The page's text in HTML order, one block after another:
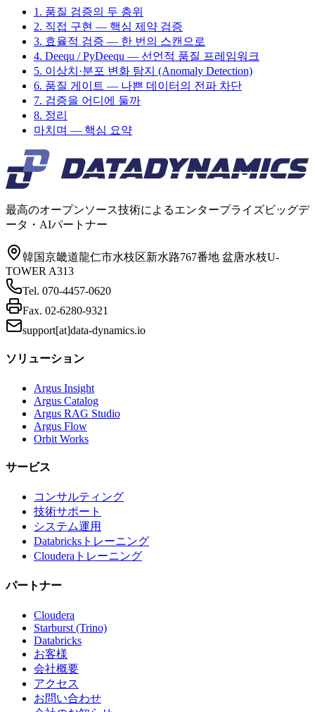
1. 품질 검증의 두 층위
2. 직접 구현 — 핵심 제약 검증
3. 효율적 검증 — 한 번의 스캔으로
4. Deequ / PyDeequ — 선언적 품질 프레임워크
5. 이상치·분포 변화 탐지 (Anomaly Detection)
6. 품질 게이트 — 나쁜 데이터의 전파 차단
7. 검증을 어디에 둘까
8. 정리
마치며 — 핵심 요약
最高のオープンソース技術によるエンタープライズビッグデ
ータ・AIパートナー
韓国京畿道龍仁市水枝区新水路767番地 盆唐水枝U-
TOWER A313
Tel. 070-4457-0620
Fax. 02-6280-9321
support[at]data-dynamics.io
ソリューション
Argus Insight
Argus Catalog
Argus RAG Studio
Argus Flow
Orbit Works
サービス
コンサルティング
技術サポート
システム運用
Databricksトレーニング
Clouderaトレーニング
パートナー
Cloudera
Starburst (Trino)
Databricks
お客様
会社概要
アクセス
お問い合わせ